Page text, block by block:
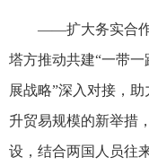
——扩大务实合作
塔方推动共建“一带一
展战略”深入对接，
升贸易规模的新举措
设，结合两国人员往